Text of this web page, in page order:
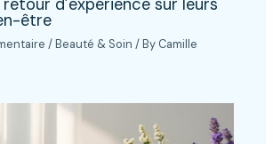
être
/Beauté & Soin / By Camille